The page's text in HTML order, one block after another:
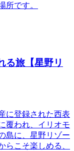
所です。
る旅【星野リ
に登録された西表
覆われ、イリオモ
島に、星野リゾー
こそ楽しめる、